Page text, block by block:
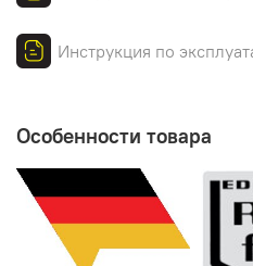
Инструкция по
Особенности товара